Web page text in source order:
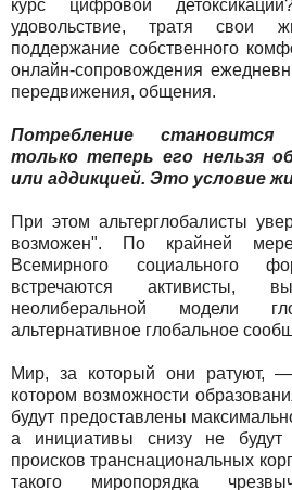
курс цифровой
удовольствие, тратя свои
поддержание собственного
онлайн-сопровождения
передвижения, общения.
Потребление
только теперь его нельзя
или аддикцией. Это условие
При этом альтерглобалисты
возможен". По крайней
Всемирного социального
встречаются активисты,
неолиберальной модели
альтернативное глобальное
Мир, за который они ратуют, —
котором возможности
будут предоставлены
а инициативы снизу не будут
происков транснациональных
такого миропорядка